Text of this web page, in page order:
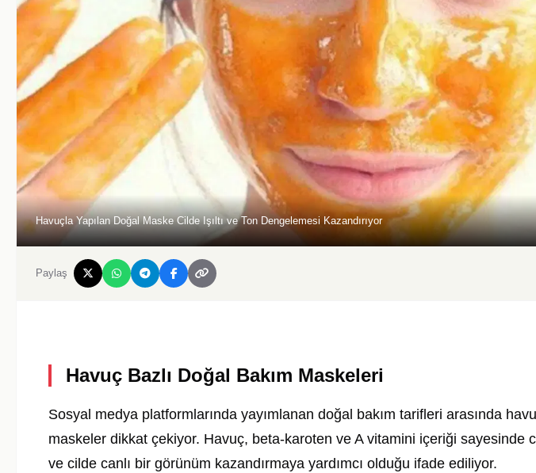
Havuçla Yapılan Doğal Maske Cilde Işıltı ve Ton Dengelemesi Kazandırıyor
Paylaş
Havuç Bazlı Doğal Bakım Maskeleri
Sosyal medya platformlarında yayımlanan doğal bakım tarifleri arasında
maskeler dikkat çekiyor. Havuç, beta-karoten ve A vitamini içeriği sayesinde
ve cilde canlı bir görünüm kazandırmaya yardımcı olduğu ifade ediliyor.